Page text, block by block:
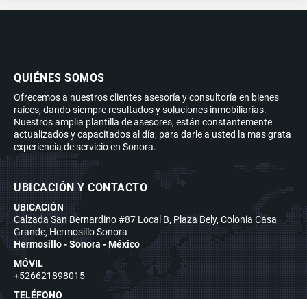
QUIÉNES SOMOS
Ofrecemos a nuestros clientes asesoría y consultoría en bienes
raíces, dando siempre resultados y soluciones inmobiliarias.
Nuestros amplia plantilla de asesores, están constantemente
actualizados y capacitados al día, para darle a usted la mas grata
experiencia de servicio en Sonora.
UBICACIÓN Y CONTACTO
UBICACIÓN
Calzada San Bernardino #87 Local B, Plaza Bely, Colonia Casa
Grande, Hermosillo Sonora
Hermosillo - Sonora - México
MÓVIL
+526621898015